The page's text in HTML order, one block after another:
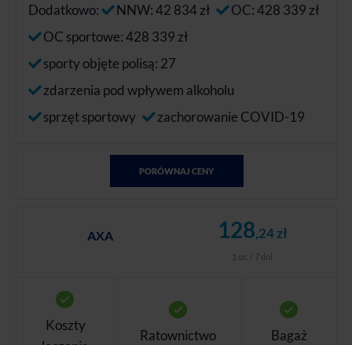
Dodatkowo: NNW: 42 834 zł
OC: 428 339 zł
OC sportowe: 428 339 zł
sporty objęte polisą: 27
zdarzenia pod wpływem alkoholu
sprzęt sportowy
zachorowanie COVID-19
PORÓWNAJ CENY
AXA 128,24 zł
1 os. / 7 dni
Koszty
Ratownictwo
Bagaż